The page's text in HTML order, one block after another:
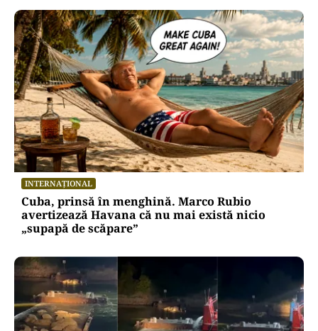
INTERNAȚIONAL
Cuba, prinsă în menghină. Marco Rubio
avertizează Havana că nu mai există nicio
„supapă de scăpare”